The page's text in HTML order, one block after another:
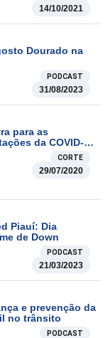
14/10/2021
Dourado na
PODCAST
31/08/2023
para as
da COVID-19
Inflamatória
ao Sars-
CORTE
29/07/2020
Piauí: Dia
de Down
PODCAST
21/03/2023
e prevenção da
no trânsito
PODCAST